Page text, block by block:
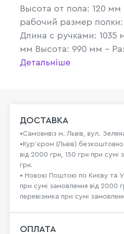
Высота от пола: 120 мм
рабочий размер
Длина с ручками: 1035
мм Высота: 990 мм -
Детальніше
ДОСТАВКА
•Самовивіз м. Львів, вул.
•Кур'єром (Львів)
від 2000 грн, 150 грн при
грн.
• Новою Поштою по Києву та
при сумі замовлення від 2000
перевізника при сумі
ОПЛАТА